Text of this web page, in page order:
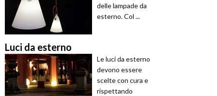
delle lampade da
esterno. Col ...
Luci da esterno
Le luci da esterno
devono essere
scelte con cura e
rispettando